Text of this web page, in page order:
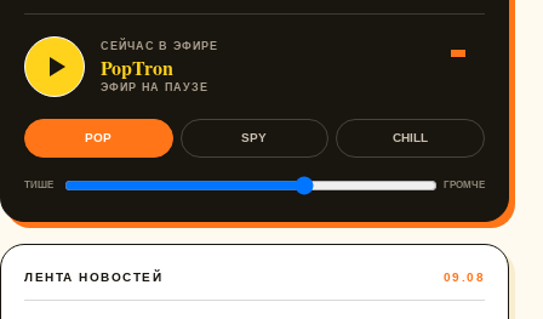
СЕЙЧАС В ЭФИРЕ
PopTron
ЭФИР НА ПАУЗЕ
POP SPY CHILL
ТИШЕ ГРОМЧЕ
ЛЕНТА НОВОСТЕЙ 09.08